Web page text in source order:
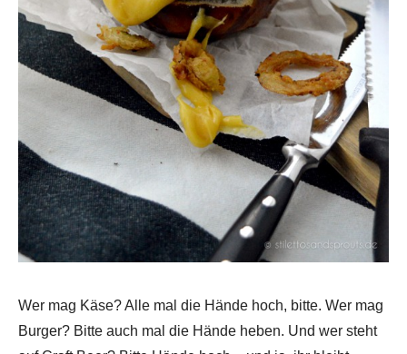
Wer mag Käse? Alle mal die Hände hoch, bitte. Wer mag
Burger? Bitte auch mal die Hände heben. Und wer steht